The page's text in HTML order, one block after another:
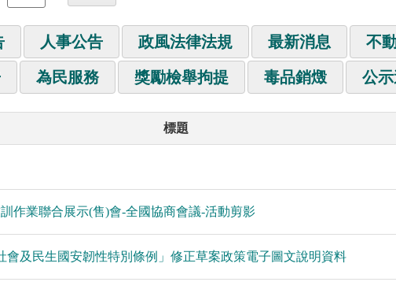
人事公告 政風法律法規 最新消息 不
為民服務 獎勵檢舉拘提 毒品銷燬 公
標題
作業聯合展示(售)會-全國協商會議-活動剪影
會及民生國安韌性特別條例」修正草案政策電子圖文說明資料